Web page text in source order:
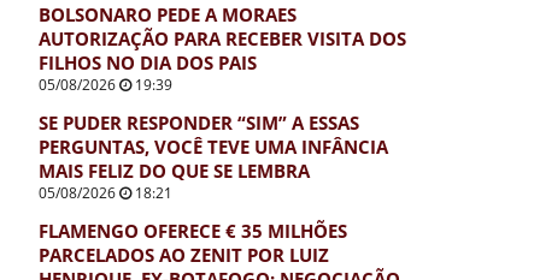
BOLSONARO PEDE A MORAES
AUTORIZAÇÃO PARA RECEBER VISITA DOS
FILHOS NO DIA DOS PAIS
05/08/2026 19:39
SE PUDER RESPONDER “SIM” A ESSAS
PERGUNTAS, VOCÊ TEVE UMA INFÂNCIA
MAIS FELIZ DO QUE SE LEMBRA
05/08/2026 18:21
FLAMENGO OFERECE € 35 MILHÕES
PARCELADOS AO ZENIT POR LUIZ